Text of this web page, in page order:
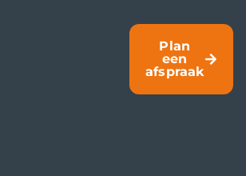
Plan
een
afspraak